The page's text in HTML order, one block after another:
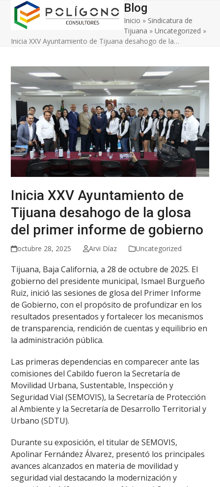
Skip
content
Open
mobile
menu
Close
mobile
menu
Blog
Inicio » Sindicatura de
Tijuana »Uncategorized »
Inicia XXV Ayuntamiento de Tijuana desahogo de la…
Inicia XXV Ayuntamiento de
Tijuana desahogo de la glosa
del primer informe de gobierno
octubre 28, 2025 Arvi Díaz Uncategorized
Tijuana, Baja California, a 28 de octubre de 2025. El
gobierno del presidente municipal, Ismael Burgueño
Ruiz, inició las sesiones de glosa del Primer Informe
de Gobierno, con el propósito de profundizar en los
resultados presentados y fortalecer los mecanismos
de transparencia, rendición de cuentas y equilibrio en
la administración pública.
Las primeras dependencias en comparecer ante las
comisiones del Cabildo fueron la Secretaría de
Movilidad Urbana, Sustentable, Inspección y
Seguridad Vial (SEMOVIS), la Secretaría de Protección
al Ambiente y la Secretaría de Desarrollo Territorial y
Urbano (SDTU).
Durante su exposición, el titular de SEMOVIS,
Apolinar Fernández Álvarez, presentó los principales
avances alcanzados en materia de movilidad y
seguridad vial destacando la modernización y